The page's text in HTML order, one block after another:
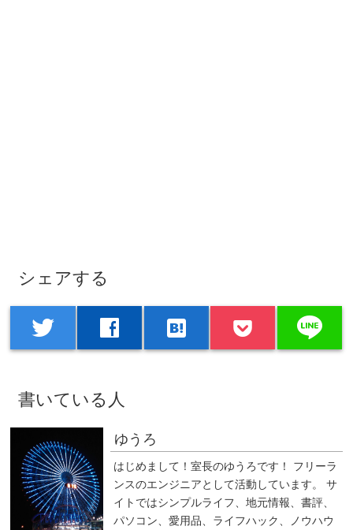
シェアする
twitter facebook hatenabookmark line
書いている人
ゆうろ
はじめまして！室長のゆうろです！ フリーラ
ンスのエンジニアとして活動しています。 サ
イトではシンプルライフ、地元情報、書評、
パソコン、愛用品、ライフハック、ノウハウ